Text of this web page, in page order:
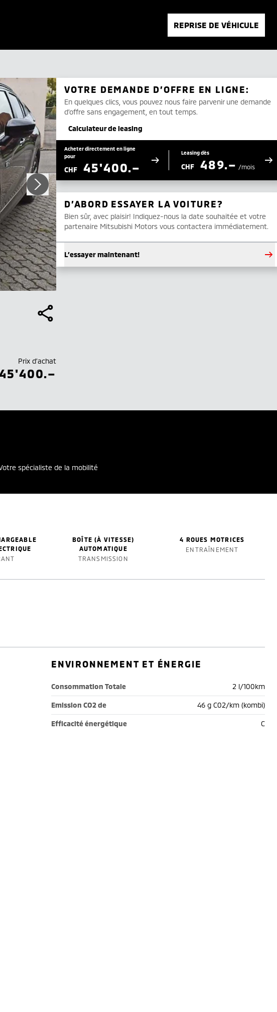
REPRISE DE VÉHICULE
Prix d’achat
VOTRE DEMANDE D’OFFRE EN LIGNE:
En quelques clics, vous pouvez nous faire parvenir une demande
d’offre sans engagement, en tout temps.
Calculateur de leasing
Acheter directement en ligne
pour
CHF 45'400.–
Leasing dès
CHF 489.– /mois
D’ABORD ESSAYER LA VOITURE?
Bien sûr, avec plaisir! Indiquez-nous la date souhaitée et votre
partenaire Mitsubishi Motors vous contactera immédiatement.
L’essayer maintenant!
spécialiste de la mobilité
BOÎTE (À VITESSE)
AUTOMATIQUE
TRANSMISSION
4 ROUES MOTRICES
ENTRAÎNEMENT
ENVIRONNEMENT ET ÉNERGIE
Consommation Totale 2 l/100km
Emission CO2 de 46 g C02/km (kombi)
Efficacité énergétique C